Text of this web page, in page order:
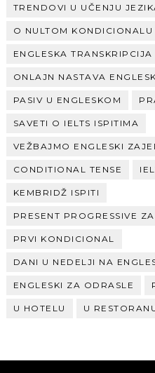
TRENDOVI U UČENJU
O NULTOM KONDICIONALU
ENGLESKA TRANSKRIPCIJA
ONLAJN NASTAVA
PASIV U ENGLESKOM
SAVETI O IELTS ISPITIMA
VEŽBAJMO ENGLESKI
CONDITIONAL TENSE
KEMBRIDŽ ISPITI
PRESENT PROGRESSIVE
PRVI KONDICIONAL
DANI U NEDELJI NA
ENGLESKI ZA ODRASLE
U HOTELU U